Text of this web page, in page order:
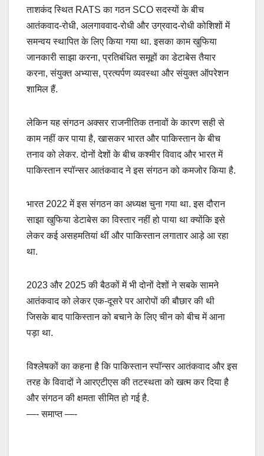
ताशकंद स्थित RATS का गठन SCO सदस्यों के बीच
आतंकवाद-रोधी, अलगाववाद-रोधी और उग्रवाद-रोधी कोशिशों में
समन्वय स्थापित के लिए किया गया था. इसका काम खुफिया
जानकारी साझा करना, प्रतिबंधित समूहों का डेटाबेस तैयार
करना, संयुक्त अभ्यास, प्रत्यर्पण व्यवस्था और संयुक्त ऑपरेशन
शामिल हैं.
लेकिन यह संगठन अक्सर राजनीतिक तनावों के कारण सही से
काम नहीं कर पाया है, खासकर भारत और पाकिस्तान के बीच
तनाव को लेकर. दोनों देशों के बीच कश्मीर विवाद और भारत में
पाकिस्तान स्पॉन्सर आतंकवाद ने इस संगठन को कमजोर किया है.
भारत 2022 में इस संगठन का अध्यक्ष चुना गया था. इस दौरान
साझा खुफिया डेटाबेस का विस्तार नहीं हो पाया था क्योंकि इसे
लेकर कई असहमतियां थीं और पाकिस्तान लगातार आड़े आ रहा
था.
2023 और 2025 की बैठकों में भी दोनों देशों ने सबके सामने
आतंकवाद को लेकर एक-दूसरे पर आरोपों की बौछार की थी
जिसके बाद पाकिस्तान को बचाने के लिए चीन को बीच में आना
पड़ा था.
विश्लेषकों का कहना है कि पाकिस्तान स्पॉन्सर आतंकवाद और इस
तरह के विवादों ने आरएटीएस की तटस्थता को खत्म कर दिया है
और संगठन की क्षमता सीमित हो गई है.
—- समाप्त —-